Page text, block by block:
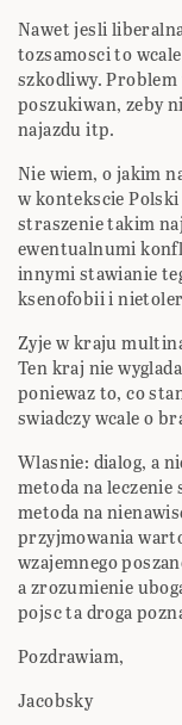
Nawet jesli
tozsamosci to
szkodliwy. Problem
poszukiwan, zeby
najazdu itp.
Nie wiem, o jakim
w kontekscie
straszenie takim
ewentualnumi
innymi stawianie
ksenofobii i
Zyje w kraju
Ten kraj nie
poniewaz to, co
swiadczy wcale o
Wlasnie: dialog, a
metoda na
metoda na
przyjmowania
wzajemnego
a zrozumienie
pojsc ta droga
Pozdrawiam,
Jacobsky